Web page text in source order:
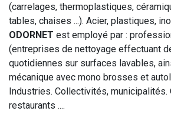
(carrelages, thermoplastiques,
tables, chaises ...). Acier, plastiques,
ODORNET est employé par :
(entreprises de nettoyage effectuant
quotidiennes sur surfaces lavables,
mécanique avec mono brosses et
Industries. Collectivités, municipalités.
restaurants ....